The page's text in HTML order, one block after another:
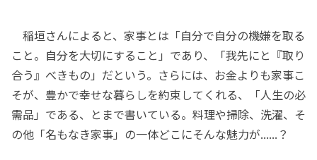
稲垣さんによると、家事とは「自分で自分の機嫌を取る
こと。自分を大切にすること」であり、「我先にと『取り
合う』べきもの」だという。さらには、お金よりも家事こ
そが、豊かで幸せな暮らしを約束してくれる、「人生の必
需品」である、とまで書いている。料理や掃除、洗濯、そ
の他「名もなき家事」の一体どこにそんな魅力が......？